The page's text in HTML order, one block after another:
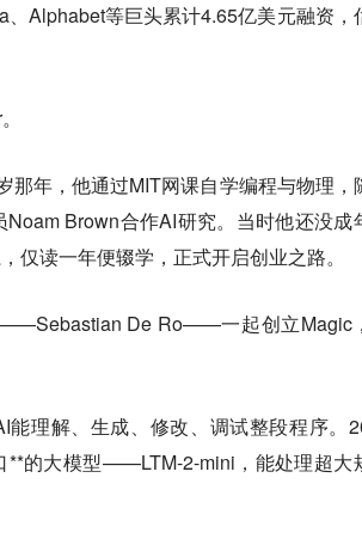
Alphabet等巨头累计4.65亿美元融资，
年，他通过MIT网课自学编程与物理，
Brown合作AI研究。当时他还没成
仅读一年便辍学，正式开启创业之路。
De Ro——一起创立Magic
理解、生成、修改、调试整段程序。
**的大模型——LTM-2-mini，能处理超大